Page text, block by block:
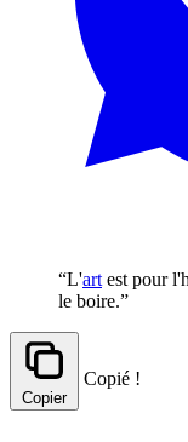
“L'art est pour
le boire.”
Copier
Copié !